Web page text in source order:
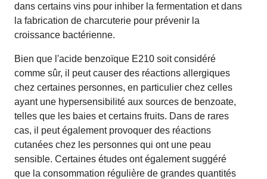
dans certains vins pour inhiber la fermentation et dans
la fabrication de charcuterie pour prévenir la
croissance bactérienne.
Bien que l'acide benzoïque E210 soit considéré
comme sûr, il peut causer des réactions allergiques
chez certaines personnes, en particulier chez celles
ayant une hypersensibilité aux sources de benzoate,
telles que les baies et certains fruits. Dans de rares
cas, il peut également provoquer des réactions
cutanées chez les personnes qui ont une peau
sensible. Certaines études ont également suggéré
que la consommation régulière de grandes quantités